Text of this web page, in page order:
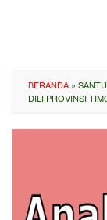
BERANDA »
DILI PROVINSI